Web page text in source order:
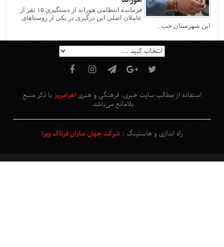
فرمانده انتظامی هوراند از دستگیری ۱۵ نفر از
عاملان اصلی این درگیری در یکی از روستاهای
این شهرستان خب...
استفاده از مطالب سایت خبری، فرهنگی و هنری اهرامروز با ذکر منبع
بلامانع می‌باشد.
راه اندازی و هاستینگ :شرکت جهان سازان فرتاک ویرا